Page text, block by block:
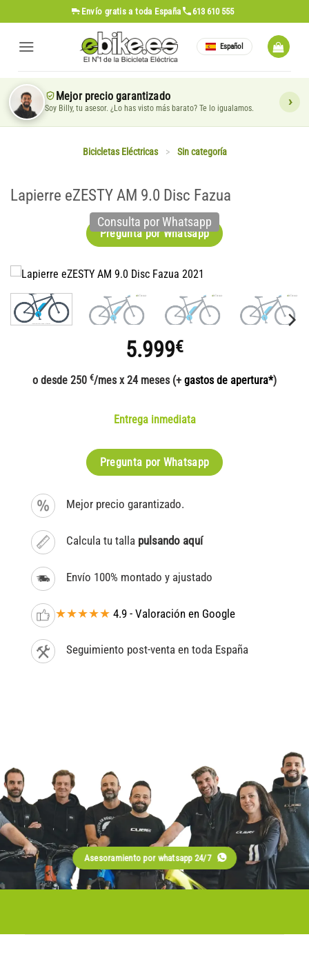
al
contenido
Envío gratis a toda España 613 610 555
Español
Mejor precio garantizado
Soy Billy, tu asesor. ¿Lo has visto más barato? Te lo igualamos.
Bicicletas Eléctricas > Sin categoría
Lapierre eZESTY AM 9.0 Disc Fazua
Pregunta por Whatsapp
Consulta por Whatsapp
5.999€
o desde 250 €/mes x 24 meses (+ gastos de apertura*)
Entrega inmediata
Pregunta por Whatsapp
Mejor precio garantizado.
Calcula tu talla pulsando aquí
Envío 100% montado y ajustado
★★★★★ 4.9 - Valoración en Google
Seguimiento post-venta en toda España
Asesoramiento por whatsapp 24/7